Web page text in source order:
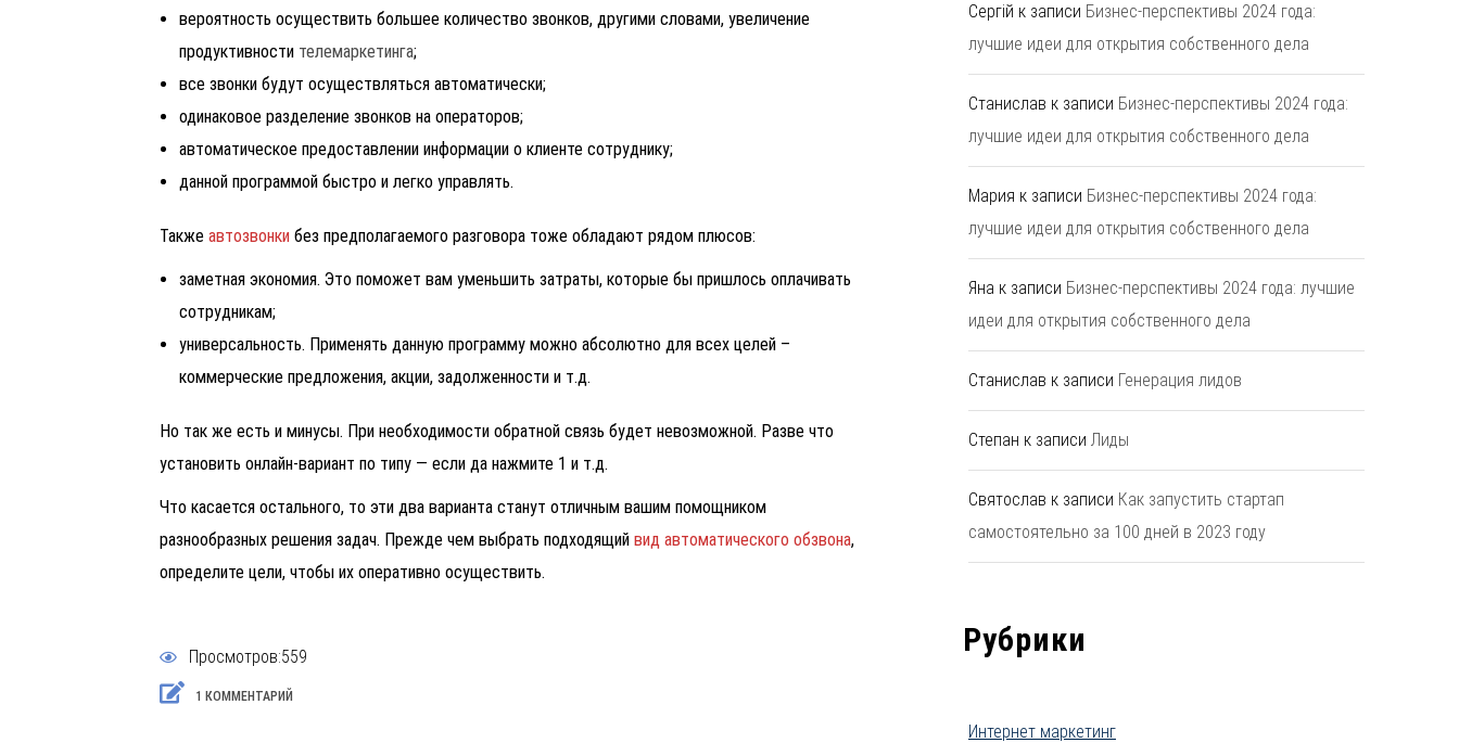
вероятность осуществить большее количество звонков, другими словами, увеличение
продуктивности телемаркетинга;
все звонки будут осуществляться автоматически;
одинаковое разделение звонков на операторов;
автоматическое предоставлении информации о клиенте сотруднику;
данной программой быстро и легко управлять.
Также автозвонки без предполагаемого разговора тоже обладают рядом плюсов:
заметная экономия. Это поможет вам уменьшить затраты, которые бы пришлось оплачивать
сотрудникам;
универсальность. Применять данную программу можно абсолютно для всех целей –
коммерческие предложения, акции, задолженности и т.д.
Но так же есть и минусы. При необходимости обратной связь будет невозможной. Разве что
установить онлайн-вариант по типу — если да нажмите 1 и т.д.
Что касается остального, то эти два варианта станут отличным вашим помощником
разнообразных решения задач. Прежде чем выбрать подходящий вид автоматического обзвона,
определите цели, чтобы их оперативно осуществить.
Просмотров:559
1 КОММЕНТАРИЙ
Сергій к записи Бизнес-перспективы 2024 года:
лучшие идеи для открытия собственного дела
Станислав к записи Бизнес-перспективы 2024 года:
лучшие идеи для открытия собственного дела
Мария к записи Бизнес-перспективы 2024 года:
лучшие идеи для открытия собственного дела
Яна к записи Бизнес-перспективы 2024 года: лучшие
идеи для открытия собственного дела
Станислав к записи Генерация лидов
Степан к записи Лиды
Святослав к записи Как запустить стартап
самостоятельно за 100 дней в 2023 году
Рубрики
Интернет маркетинг